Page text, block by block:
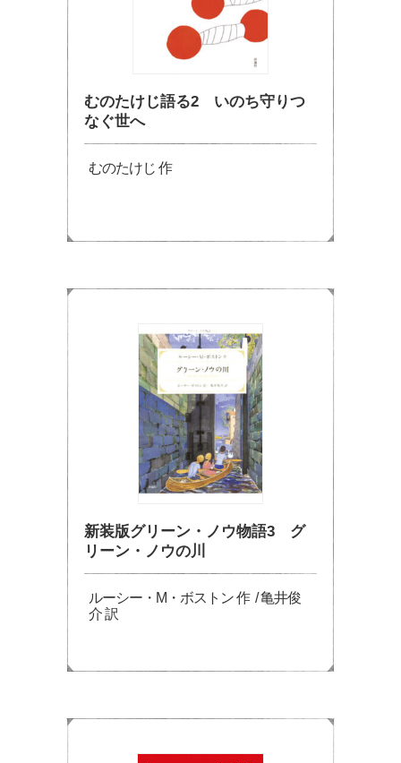
むのたけじ語る2 いのち守りつ
なぐ世へ
むのたけじ 作
新装版グリーン・ノウ物語3 グ
リーン・ノウの川
ルーシー・M・ボストン 作 / 亀井俊
介 訳